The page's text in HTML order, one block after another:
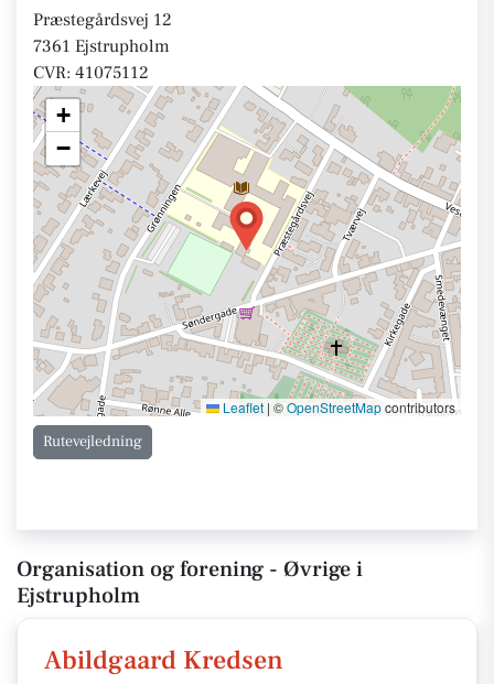
Præstegårdsvej 12
7361 Ejstrupholm
CVR: 41075112
+
−
Leaflet | ©OpenStreetMapcontributors
Rutevejledning
Organisation og forening - Øvrige i
Ejstrupholm
Abildgaard Kredsen